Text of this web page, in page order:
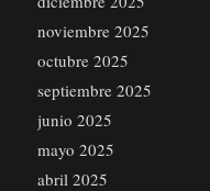
noviembre 2025
octubre 2025
septiembre 2025
junio 2025
mayo 2025
abril 2025